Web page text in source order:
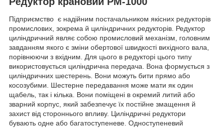
Підприємство є надійним постачальником якісних редукторів
промислових, зокрема й циліндричних редукторів. Редуктор
циліндричний являє собою промисловий механізм, головним
завданням якого є зміни обертової швидкості вихідного вала,
порівнюючи з вхідним. Для цього в редукторі цього типу
використовується циліндрична передача. Вона формується з
циліндричних шестерень. Вони можуть бити прямо або
косозубими. Шестерне передавання може мати як один
щабель, так і кілька. Вони поміщені в окремий литий або
зварний корпус, який забезпечує їх постійне змащення й
захист від стороннього впливу. Циліндричні редуктори
бувають одне або багатоступеневе. Одноступеневий